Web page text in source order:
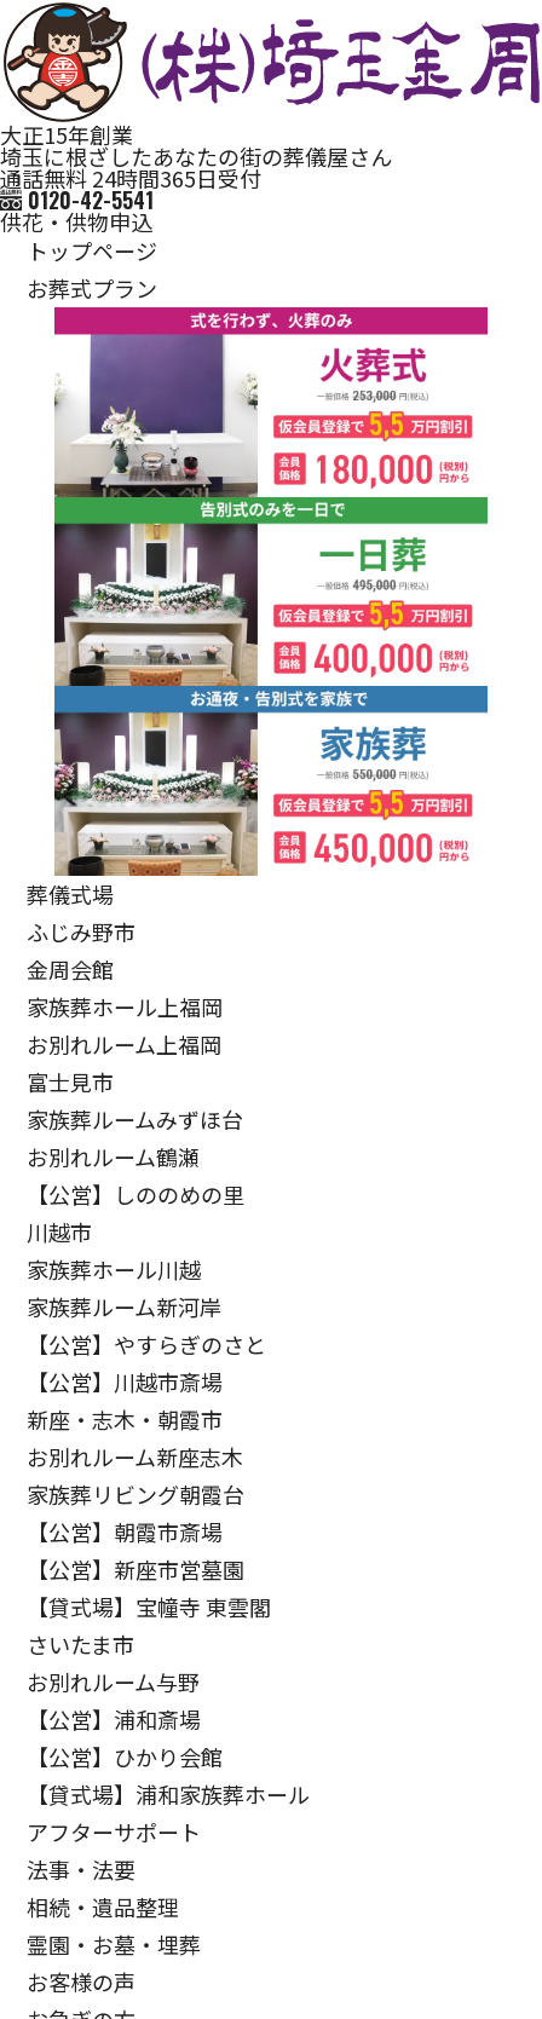
大正15年創業
埼玉に根ざしたあなたの街の葬儀屋さん
通話無料 24時間365日受付
0120-42-5541
供花・供物申込
トップページ
お葬式プラン
葬儀式場
ふじみ野市
金周会館
家族葬ホール上福岡
お別れルーム上福岡
富士見市
家族葬ルームみずほ台
お別れルーム鶴瀬
【公営】しののめの里
川越市
家族葬ホール川越
家族葬ルーム新河岸
【公営】やすらぎのさと
【公営】川越市斎場
新座・志木・朝霞市
お別れルーム新座志木
家族葬リビング朝霞台
【公営】朝霞市斎場
【公営】新座市営墓園
【貸式場】宝幢寺 東雲閣
さいたま市
お別れルーム与野
【公営】浦和斎場
【公営】ひかり会館
【貸式場】浦和家族葬ホール
アフターサポート
法事・法要
相続・遺品整理
霊園・お墓・埋葬
お客様の声